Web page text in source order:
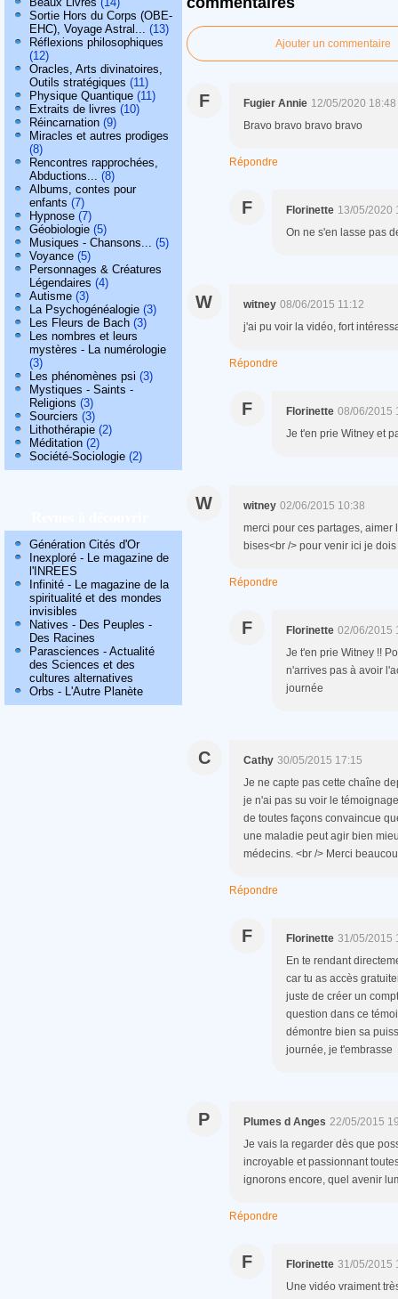
Sortie Hors du Corps (OBE-
EHC), Voyage Astral... (13)
Réflexions philosophiques
(12)
Oracles, Arts divinatoires,
Outils stratégiques (11)
Physique Quantique (11)
Extraits de livres (10)
Réincarnation (9)
Miracles et autres prodiges
(8)
Rencontres rapprochées,
Abductions... (8)
Albums, contes pour
enfants (7)
Hypnose (7)
Géobiologie (5)
Musiques - Chansons... (5)
Voyance (5)
Personnages & Créatures
Légendaires (4)
Autisme (3)
La Psychogénéalogie (3)
Les Fleurs de Bach (3)
Les nombres et leurs
mystères - La numérologie
(3)
Les phénomènes psi (3)
Mystiques - Saints -
Religions (3)
Sourciers (3)
Lithothérapie (2)
Méditation (2)
Société-Sociologie (2)
Génération Cités d'Or
Inexploré - Le magazine de
l'INREES
Infinité - Le magazine de la
spiritualité et des mondes
invisibles
Natives - Des Peuples -
Des Racines
Parasciences - Actualité
des Sciences et des
cultures alternatives
Orbs - L'Autre Planète
Ajouter un commentaire
F Fugier Annie 12/05/2020 18:48
Bravo bravo bravo bravo
Répondre
F Florinette 13/05/2020
On ne s'en lasse pas
W witney 08/06/2015 11:12
j'ai pu voir la vidéo, fort
Répondre
F Florinette 08/06/2015
Je t'en prie Witney et
W witney 02/06/2015 10:38
merci pour ces partages, aimer
bises<br /> pour venir ici je
Répondre
F Florinette 02/06/2015
Je t'en prie Witney !!
n'arrives pas à avoir
journée
C Cathy 30/05/2015 17:15
Je ne capte pas cette chaîne
je n'ai pas su voir le
de toutes façons convaincue
une maladie peut agir bien
médecins. <br /> Merci
Répondre
F Florinette 31/05/2015
En te rendant
car tu as accès
juste de créer un
question dans ce
démontre bien sa
journée, je t'embrasse
P Plumes d Anges 22/05/2015
Je vais la regarder dès que
incroyable et passionnant
ignorons encore, quel avenir
Répondre
F Florinette 31/05/2015
Une vidéo vraiment